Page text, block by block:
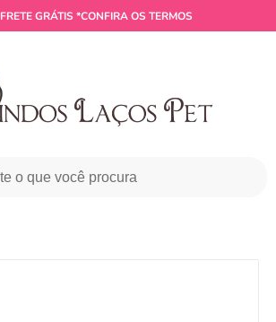
FRETE GRÁTIS *CONFIRA OS TERMOS